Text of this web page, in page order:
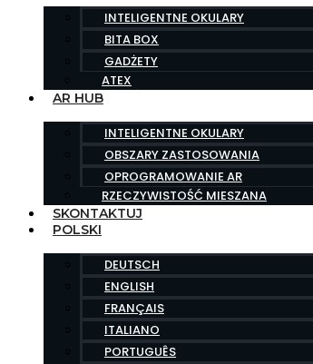
INTELIGENTNE OKULARY
BITA BOX
GADŻETY
ATEX
AR HUB
INTELIGENTNE OKULARY
OBSZARY ZASTOSOWANIA
OPROGRAMOWANIE AR
RZECZYWISTOŚĆ MIESZANA
SKONTAKTUJ
POLSKI
DEUTSCH
ENGLISH
FRANÇAIS
ITALIANO
PORTUGUÊS